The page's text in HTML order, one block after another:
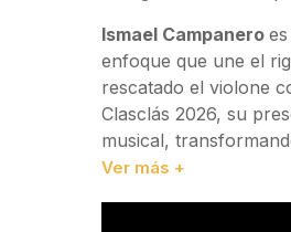
Ismael Campanero
enfoque que une el
rescatado el violone
Clasclás 2026, su
musical,
Ver más +